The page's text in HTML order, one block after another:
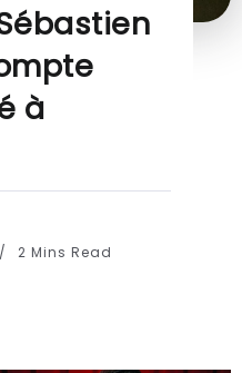
à
2 Mins Read